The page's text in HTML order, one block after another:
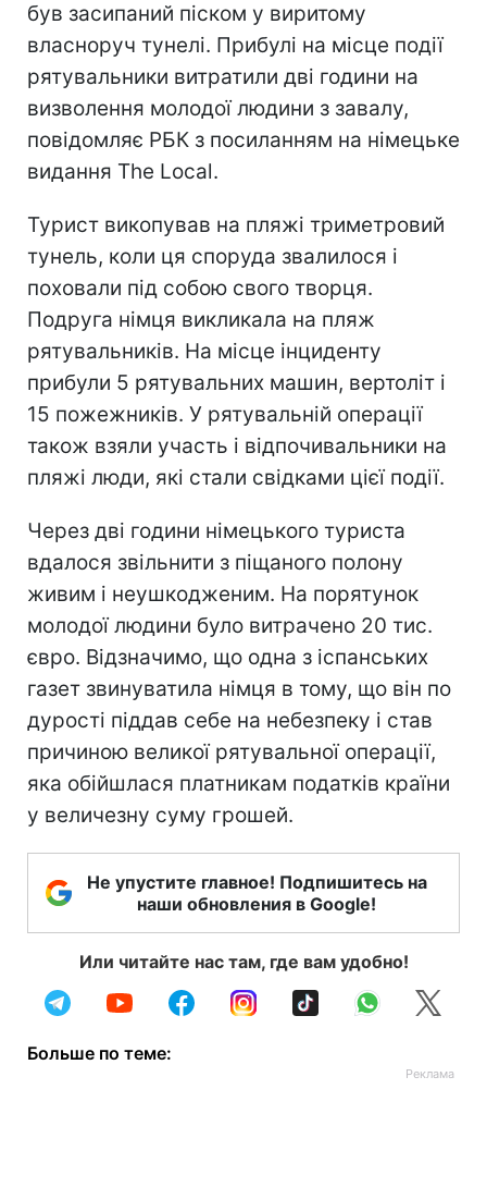
був засипаний піском у виритому
власноруч тунелі. Прибулі на місце події
рятувальники витратили дві години на
визволення молодої людини з завалу,
повідомляє РБК з посиланням на німецьке
видання The Local.
Турист викопував на пляжі триметровий
тунель, коли ця споруда звалилося і
поховали під собою свого творця.
Подруга німця викликала на пляж
рятувальників. На місце інциденту
прибули 5 рятувальних машин, вертоліт і
15 пожежників. У рятувальній операції
також взяли участь і відпочивальники на
пляжі люди, які стали свідками цієї події.
Через дві години німецького туриста
вдалося звільнити з піщаного полону
живим і неушкодженим. На порятунок
молодої людини було витрачено 20 тис.
євро. Відзначимо, що одна з іспанських
газет звинуватила німця в тому, що він по
дурості піддав себе на небезпеку і став
причиною великої рятувальної операції,
яка обійшлася платникам податків країни
у величезну суму грошей.
Не упустите главное! Подпишитесь на
наши обновления в Google!
Или читайте нас там, где вам удобно!
Больше по теме: